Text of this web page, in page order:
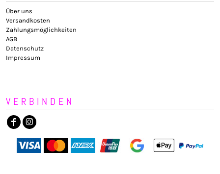
Über uns
Versandkosten
Zahlungsmöglichkeiten
AGB
Datenschutz
Impressum
VERBINDEN